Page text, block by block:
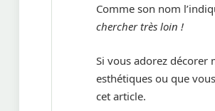
Comme son nom
chercher très loin !
Si vous adorez décorer
esthétiques ou que
cet article.